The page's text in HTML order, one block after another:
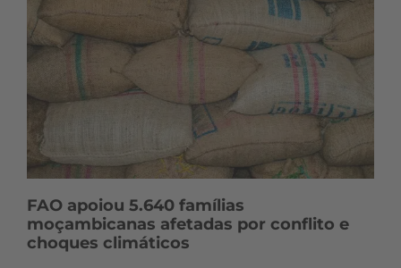
d
o
s
FAO apoiou 5.640 famílias
moçambicanas afetadas por conflito e
choques climáticos